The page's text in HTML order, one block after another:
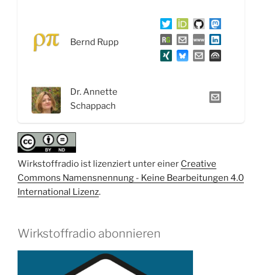
Bernd Rupp
Dr. Annette
Schappach
Wirkstoffradio ist lizenziert unter einer Creative
Commons Namensnennung - Keine Bearbeitungen 4.0
International Lizenz.
Wirkstoffradio abonnieren